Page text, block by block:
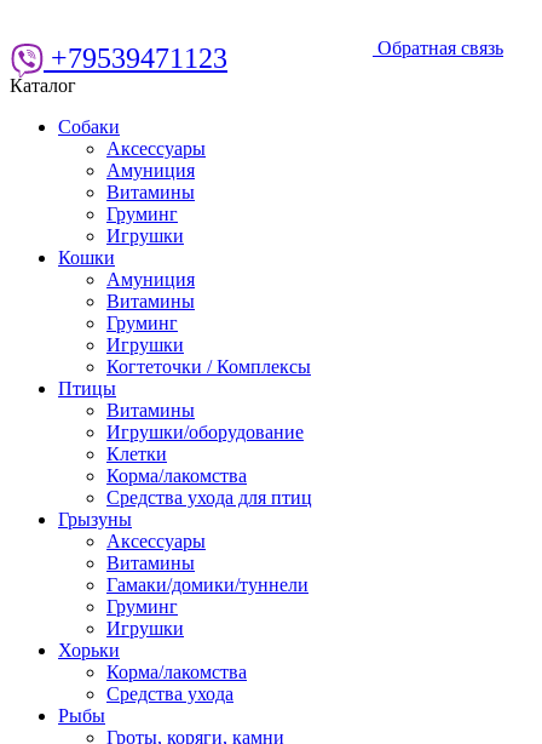
Обратная связь
+79539471123
Каталог
Собаки
Аксессуары
Амуниция
Витамины
Груминг
Игрушки
Кошки
Амуниция
Витамины
Груминг
Игрушки
Когтеточки / Комплексы
Птицы
Витамины
Игрушки/оборудование
Клетки
Корма/лакомства
Средства ухода для птиц
Грызуны
Аксессуары
Витамины
Гамаки/домики/туннели
Груминг
Игрушки
Хорьки
Корма/лакомства
Средства ухода
Рыбы
Гроты, коряги, камни